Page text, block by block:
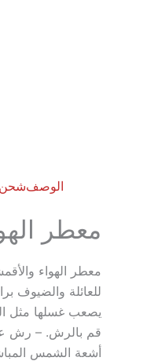
الوصف
معطر
معطر الهواء
للعائلة والضيوف
يصعب غسلها مثل
أشعة الشمس